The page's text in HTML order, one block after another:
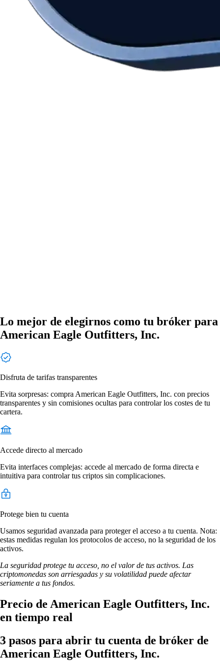
Lo mejor de elegirnos como tu bróker para
American Eagle Outfitters, Inc.
Disfruta de tarifas transparentes
Evita sorpresas: compra American Eagle Outfitters, Inc. con precios
transparentes y sin comisiones ocultas para controlar los costes de tu
cartera.
Accede directo al mercado
Evita interfaces complejas: accede al mercado de forma directa e
intuitiva para controlar tus criptos sin complicaciones.
Protege bien tu cuenta
Usamos seguridad avanzada para proteger el acceso a tu cuenta. Nota:
estas medidas regulan los protocolos de acceso, no la seguridad de los
activos.
La seguridad protege tu acceso, no el valor de tus activos. Las
criptomonedas son arriesgadas y su volatilidad puede afectar
seriamente a tus fondos.
Precio de American Eagle Outfitters, Inc.
en tiempo real
3 pasos para abrir tu cuenta de bróker de
American Eagle Outfitters, Inc.